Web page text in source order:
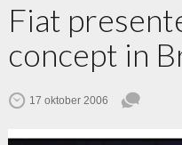
Fiat
concept in
17 oktober 2006